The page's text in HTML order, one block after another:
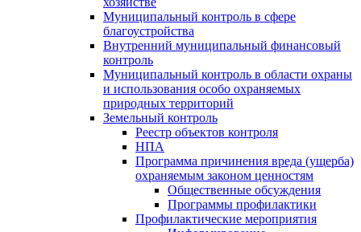
Муниципальный контроль в сфере
благоустройства
Внутренний муниципальный финансовый
контроль
Муниципальный контроль в области охраны
и использования особо охраняемых
природных территорий
Земельный контроль
Реестр объектов контроля
НПА
Программа причинения вреда (ущерба)
охраняемым законом ценностям
Общественные обсуждения
Программы профилактики
Профилактические мероприятия